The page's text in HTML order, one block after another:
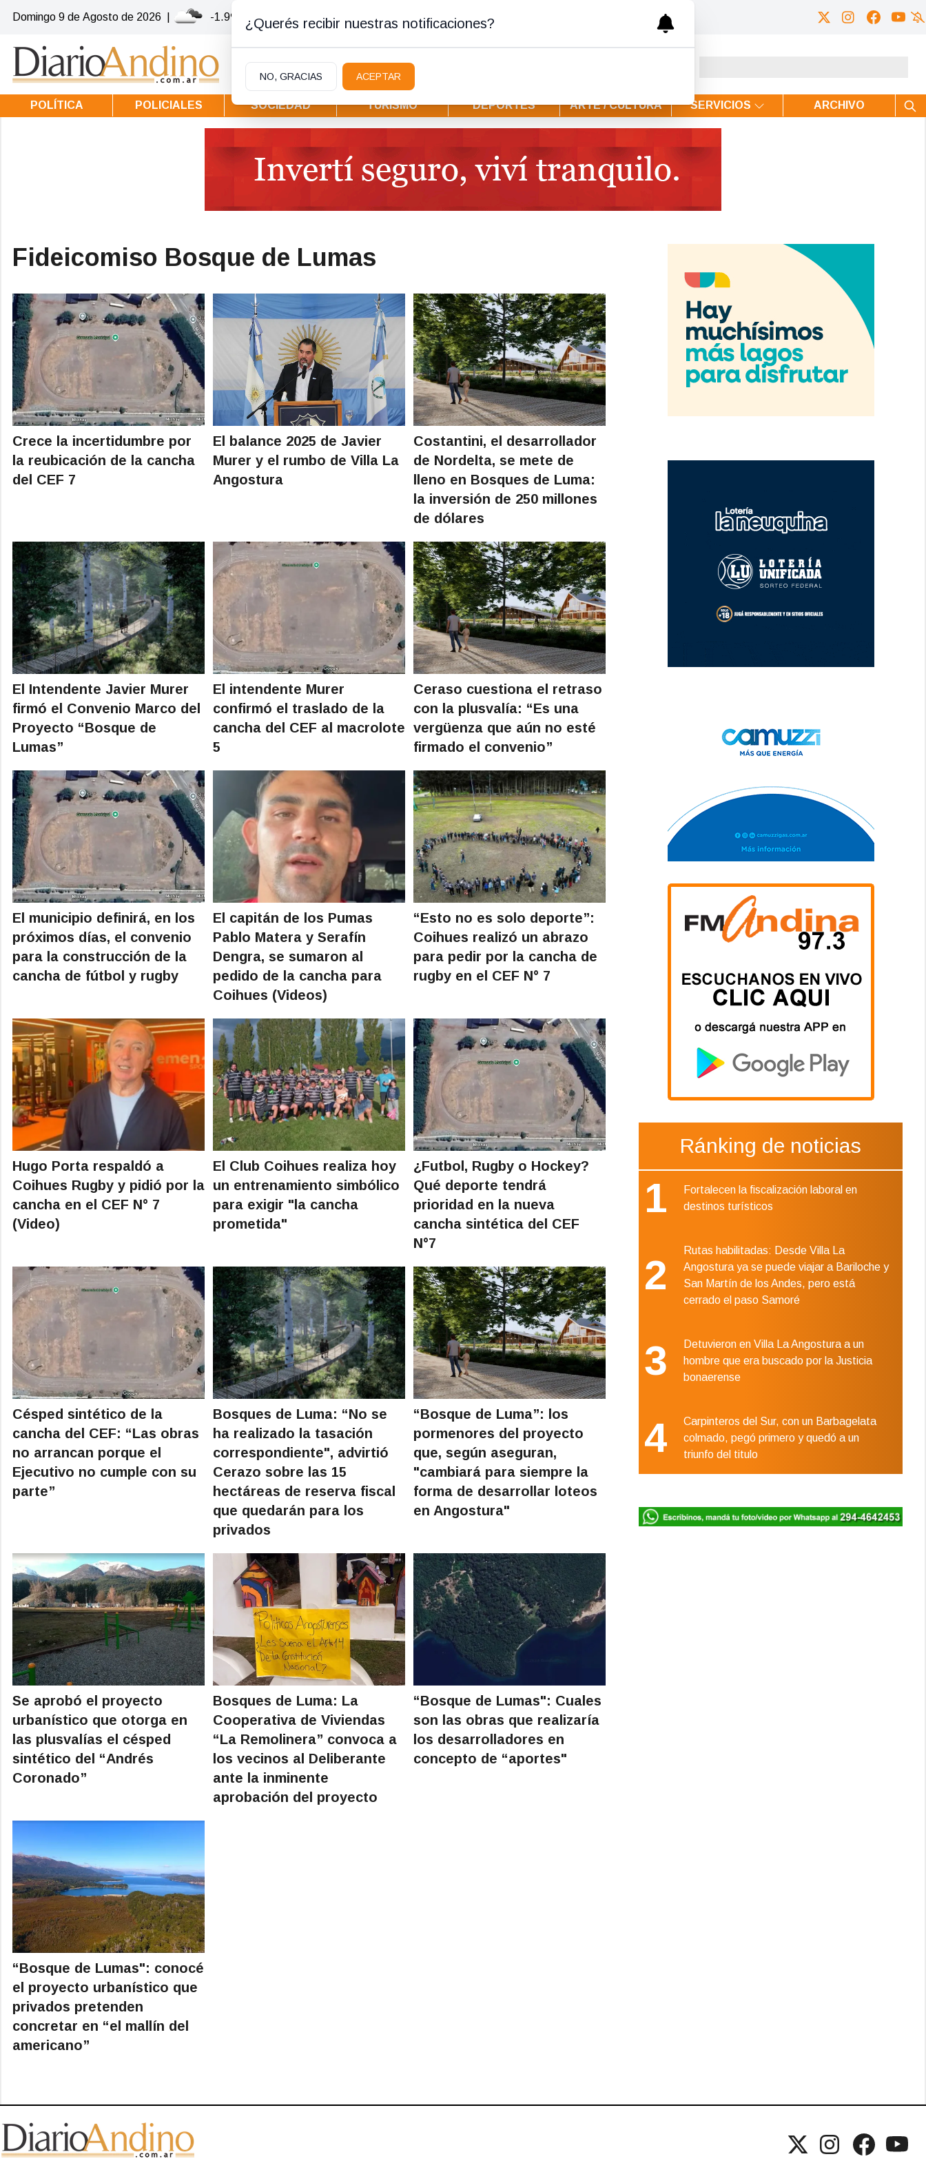
Domingo 9 de Agosto de 2026 -1.9ºc | Villa la Angostura
POLÍTICA POLICIALES SOCIEDAD TURISMO DEPORTES ARTE / CULTURA SERVICIOS ARCHIVO
Fideicomiso Bosque de Lumas
Crece la incertidumbre por
la reubicación de la cancha
del CEF 7
El balance 2025 de Javier
Murer y el rumbo de Villa La
Angostura
Costantini, el desarrollador
de Nordelta, se mete de
lleno en Bosques de Luma:
la inversión de 250 millones
de dólares
El Intendente Javier Murer
firmó el Convenio Marco del
Proyecto “Bosque de
Lumas”
El intendente Murer
confirmó el traslado de la
cancha del CEF al macrolote
5
Ceraso cuestiona el retraso
con la plusvalía: “Es una
vergüenza que aún no esté
firmado el convenio”
El municipio definirá, en los
próximos días, el convenio
para la construcción de la
cancha de fútbol y rugby
El capitán de los Pumas
Pablo Matera y Serafín
Dengra, se sumaron al
pedido de la cancha para
Coihues (Videos)
“Esto no es solo deporte”:
Coihues realizó un abrazo
para pedir por la cancha de
rugby en el CEF N° 7
Hugo Porta respaldó a
Coihues Rugby y pidió por la
cancha en el CEF N° 7
(Video)
El Club Coihues realiza hoy
un entrenamiento simbólico
para exigir "la cancha
prometida"
¿Futbol, Rugby o Hockey?
Qué deporte tendrá
prioridad en la nueva
cancha sintética del CEF
N°7
Césped sintético de la
cancha del CEF: “Las obras
no arrancan porque el
Ejecutivo no cumple con su
parte”
Bosques de Luma: “No se
ha realizado la tasación
correspondiente", advirtió
Cerazo sobre las 15
hectáreas de reserva fiscal
que quedarán para los
privados
“Bosque de Luma”: los
pormenores del proyecto
que, según aseguran,
"cambiará para siempre la
forma de desarrollar loteos
en Angostura"
Se aprobó el proyecto
urbanístico que otorga en
las plusvalías el césped
sintético del “Andrés
Coronado”
Bosques de Luma: La
Cooperativa de Viviendas
“La Remolinera” convoca a
los vecinos al Deliberante
ante la inminente
aprobación del proyecto
“Bosque de Lumas": Cuales
son las obras que realizaría
los desarrolladores en
concepto de “aportes"
“Bosque de Lumas": conocé
el proyecto urbanístico que
privados pretenden
concretar en “el mallín del
americano”
Ránking de noticias
1
Fortalecen la fiscalización laboral en
destinos turísticos
2
Rutas habilitadas: Desde Villa La
Angostura ya se puede viajar a Bariloche y
San Martín de los Andes, pero está
cerrado el paso Samoré
3
Detuvieron en Villa La Angostura a un
hombre que era buscado por la Justicia
bonaerense
4
Carpinteros del Sur, con un Barbagelata
colmado, pegó primero y quedó a un
triunfo del titulo
¿Querés recibir nuestras notificaciones?
NO, GRACIAS ACEPTAR